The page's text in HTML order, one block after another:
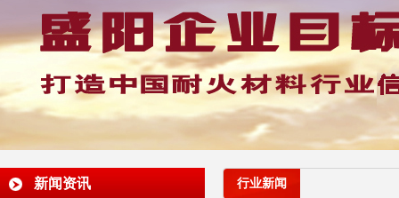
新闻资讯 行业新闻